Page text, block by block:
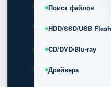
Поиск файлов
HDD/SSD/USB-Flash
CD/DVD/Blu-ray
Драйвера